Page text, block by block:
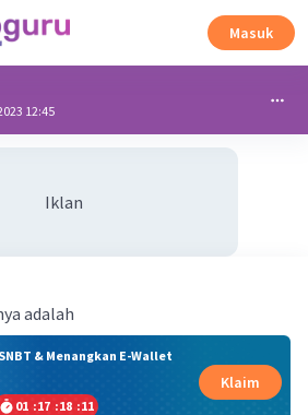
Masuk
12:45
Iklan
adalah
& Menangkan E-Wallet
01 :17 :18 :11
Klaim